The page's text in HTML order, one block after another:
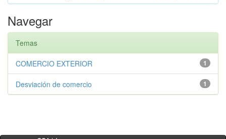
Navegar
Temas
1
COMERCIO EXTERIOR
1
Desviación de comercio